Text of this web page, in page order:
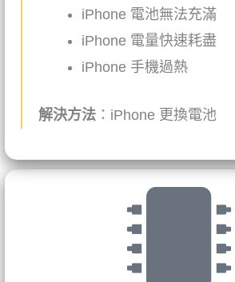
iPhone 電池無法充滿
iPhone 電量快速耗盡
iPhone 手機過熱
解決方法 ： iPhone 更換電池